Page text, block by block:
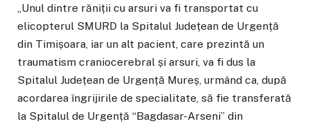
„Unul dintre răniții cu arsuri va fi transportat cu
elicopterul SMURD la Spitalul Județean de Urgență
din Timișoara, iar un alt pacient, care prezintă un
traumatism craniocerebral și arsuri, va fi dus la
Spitalul Județean de Urgență Mureș, urmând ca, după
acordarea îngrijirile de specialitate, să fie transferată
la Spitalul de Urgență “Bagdasar-Arseni” din